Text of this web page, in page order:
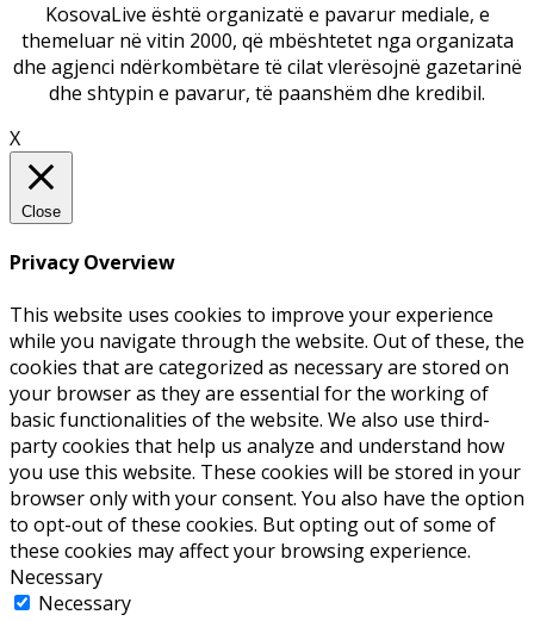
KosovaLive është organizatë e pavarur mediale, e
themeluar në vitin 2000, që mbështetet nga organizata
dhe agjenci ndërkombëtare të cilat vlerësojnë gazetarinë
dhe shtypin e pavarur, të paanshëm dhe kredibil.
X
Close
Privacy Overview
This website uses cookies to improve your experience
while you navigate through the website. Out of these, the
cookies that are categorized as necessary are stored on
your browser as they are essential for the working of
basic functionalities of the website. We also use third-
party cookies that help us analyze and understand how
you use this website. These cookies will be stored in your
browser only with your consent. You also have the option
to opt-out of these cookies. But opting out of some of
these cookies may affect your browsing experience.
Necessary
Necessary